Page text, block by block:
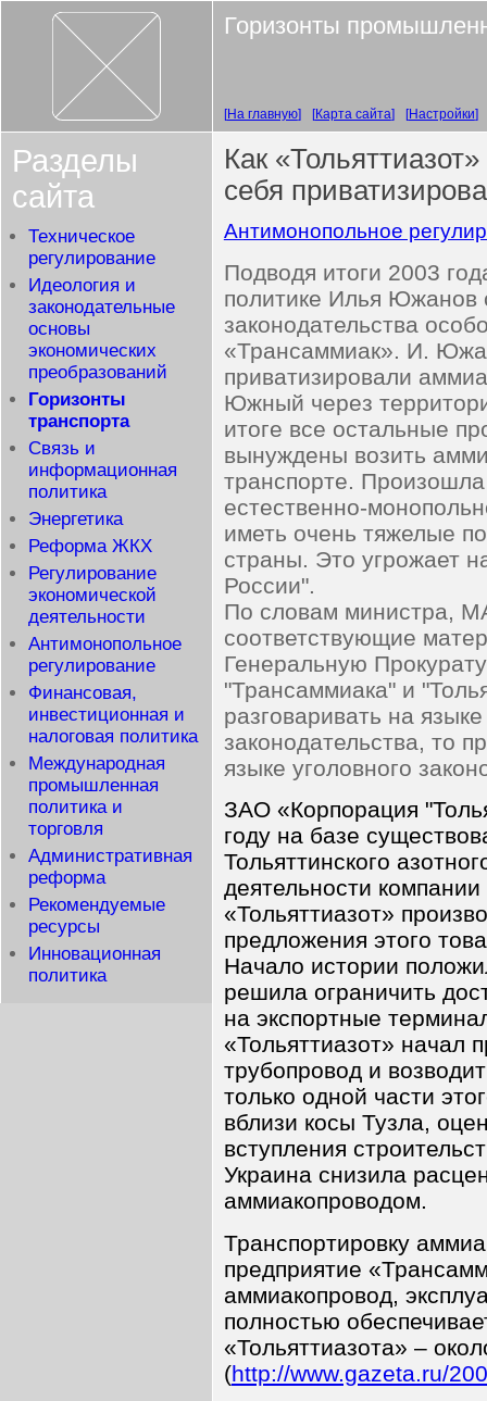
Горизонты
На главную Карта сайта Настройки
Разделы
сайта
Техническое
регулирование
Идеология и
законодательные
основы
экономических
преобразований
Горизонты
транспорта
Связь и
информационная
политика
Энергетика
Реформа ЖКХ
Регулирование
экономической
деятельности
Антимонопольное
регулирование
Финансовая,
инвестиционная и
налоговая политика
Международная
промышленная
политика и
торговля
Административная
реформа
Рекомендуемые
ресурсы
Инновационная
политика
Как
себя
Антимонопольное
Подводя итоги 2003
политике Илья Южанов
законодательства
«Трансаммиак». И.
приватизировали
Южный через
итоге все остальные
вынуждены возить
транспорте.
естественно-
иметь очень тяжелые
страны. Это угрожает
России".
По словам министра,
соответствующие
Генеральную
"Трансаммиака" и
разговаривать на
законодательства, то
языке уголовного
ЗАО «Корпорация
году на базе
Тольяттинского
деятельности
«Тольяттиазот»
предложения этого
Начало истории
решила ограничить
на экспортные
«Тольяттиазот» начал
трубопровод и
только одной части
вблизи косы Тузла,
вступления
Украина снизила
аммиакопроводом.
Транспортировку
предприятие
аммиакопровод,
полностью
«Тольяттиазота» –
(http://www.gazeta.ru/